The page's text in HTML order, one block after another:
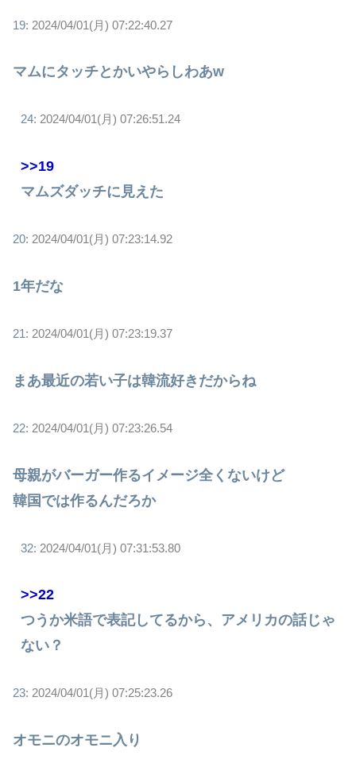
19: 2024/04/01(月) 07:22:40.27
マムにタッチとかいやらしわあw
24: 2024/04/01(月) 07:26:51.24
>>19
マムズダッチに見えた
20: 2024/04/01(月) 07:23:14.92
1年だな
21: 2024/04/01(月) 07:23:19.37
まあ最近の若い子は韓流好きだからね
22: 2024/04/01(月) 07:23:26.54
母親がバーガー作るイメージ全くないけど
韓国では作るんだろか
32: 2024/04/01(月) 07:31:53.80
>>22
つうか米語で表記してるから、アメリカの話じゃ
ない？
23: 2024/04/01(月) 07:25:23.26
オモニのオモニ入り